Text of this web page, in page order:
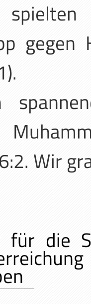
gegen
Wir
für die